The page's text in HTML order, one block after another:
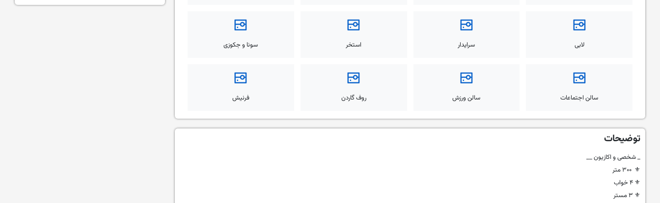
لابی سرایدار استخر سونا و جکوزی
سالن اجتماعات سالن ورزش روف گاردن فرنیش
توضیحات
_ شخصی و اکازیون __
⚜ ۳۰۰ متر
⚜ ۴ خواب
⚜ ۳ مستر